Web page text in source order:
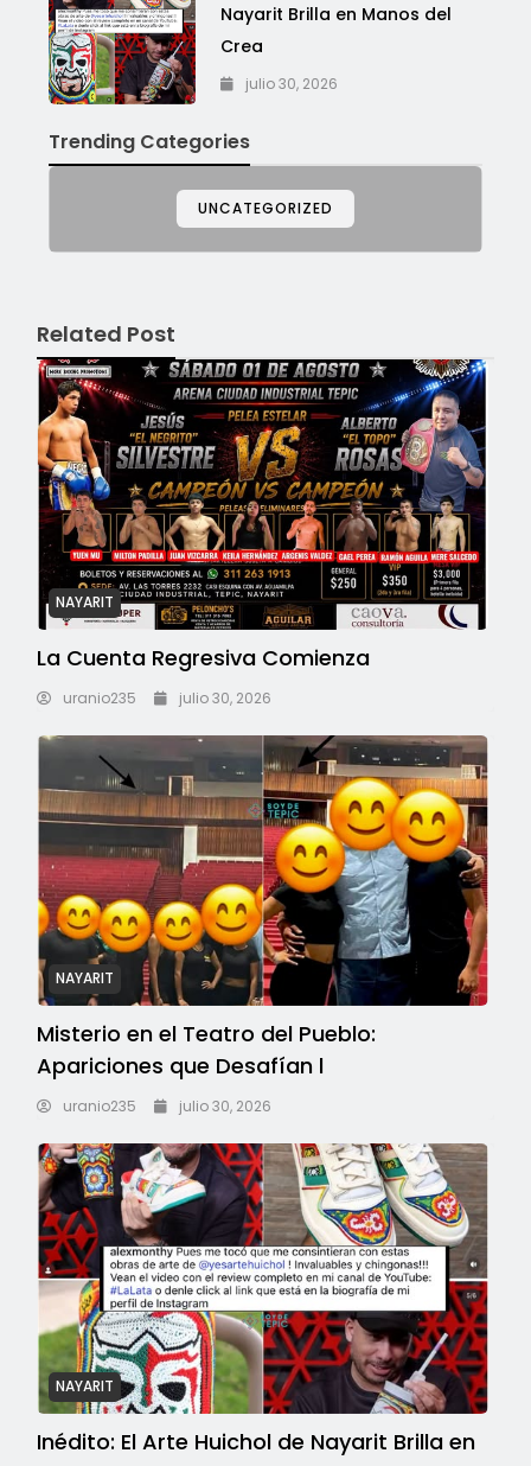
Nayarit Brilla en Manos del
Crea
julio 30, 2026
Trending Categories
UNCATEGORIZED
Related Post
NAYARIT
La Cuenta Regresiva Comienza
uranio235 julio 30, 2026
NAYARIT
Misterio en el Teatro del Pueblo:
Apariciones que Desafían l
uranio235 julio 30, 2026
NAYARIT
Inédito: El Arte Huichol de Nayarit Brilla en